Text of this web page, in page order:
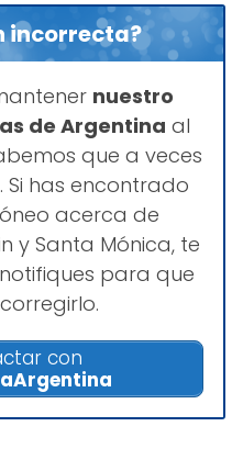
incorrecta?
nuestro
de Argentina al
que a veces
has encontrado
acerca de
y Santa Mónica, te
para que
con